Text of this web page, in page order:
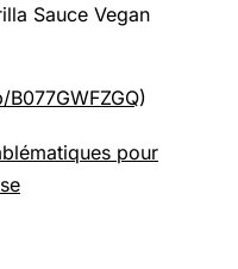
Sauce Vegan
)
pour